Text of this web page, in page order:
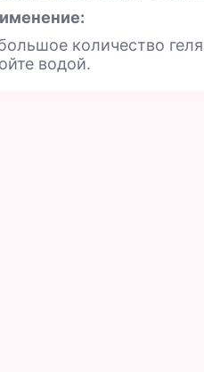
количество
водой.